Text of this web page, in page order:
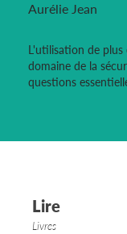
Aurélie Jean
L'utilisation de plus
domaine de la
questions
Lire
Livres